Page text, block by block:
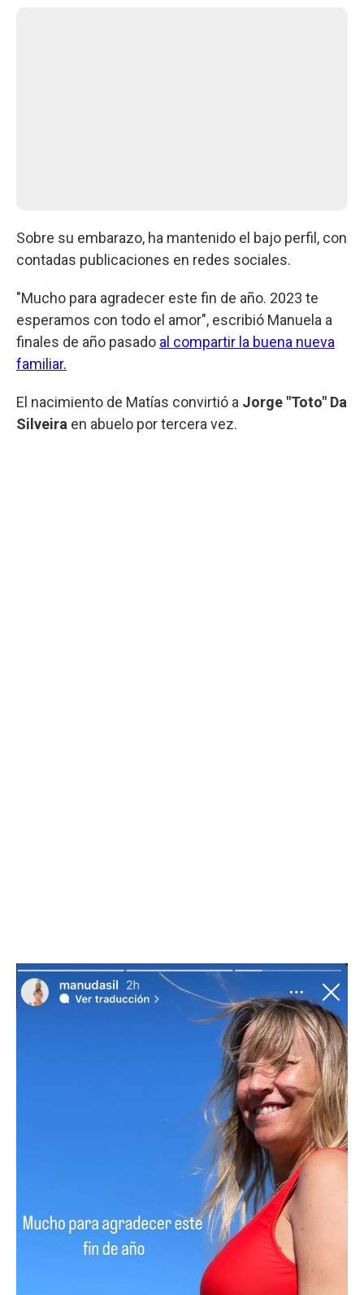
Sobre su embarazo, ha mantenido el bajo perfil, con
contadas publicaciones en redes sociales.
"Mucho para agradecer este fin de año. 2023 te
esperamos con todo el amor", escribió Manuela a
finales de año pasado al compartir la buena nueva
familiar.
El nacimiento de Matías convirtió a Jorge "Toto" Da
Silveira en abuelo por tercera vez.